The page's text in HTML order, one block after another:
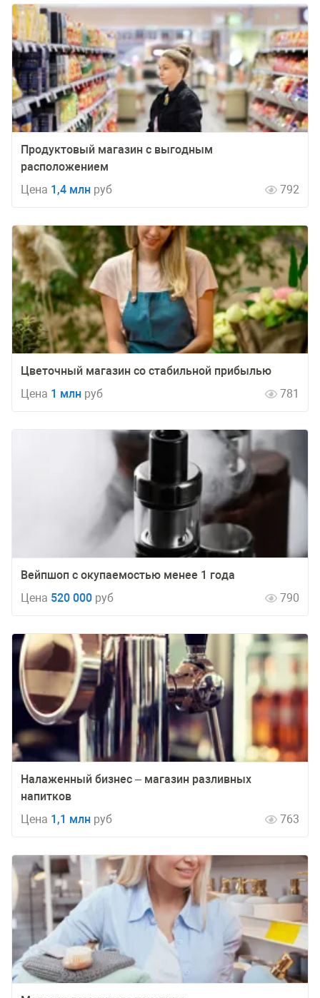
Продуктовый магазин с выгодным
расположением
Цена 1,4 млн руб 792
Цветочный магазин со стабильной прибылью
Цена 1 млн руб 781
Вейпшоп с окупаемостью менее 1 года
Цена 520 000 руб 790
Налаженный бизнес – магазин разливных
напитков
Цена 1,1 млн руб 763